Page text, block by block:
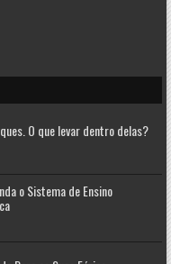
O que levar dentro delas?
o Sistema de Ensino